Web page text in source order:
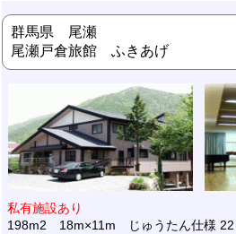
群馬県 尾瀬
尾瀬戸倉旅館 ふきあげ
私有施設あり
198m2 18m×11m じゅうたん仕様 22